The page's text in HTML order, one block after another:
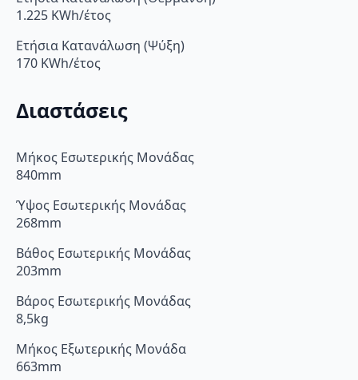
1.225 KWh/έτος
Ετήσια Κατανάλωση (Ψύξη)
170 KWh/έτος
Διαστάσεις
Μήκος Εσωτερικής Μονάδας
840mm
Ύψος Εσωτερικής Μονάδας
268mm
Βάθος Εσωτερικής Μονάδας
203mm
Βάρος Εσωτερικής Μονάδας
8,5kg
Μήκος Εξωτερικής Μονάδα
663mm